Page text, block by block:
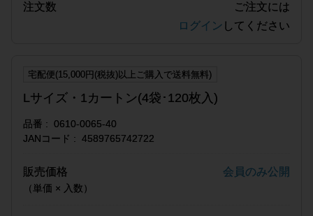
注文数
ご注文には
ログイン してください
宅配便(15,000円(税抜)以上ご購入で送料無料)
Lサイズ・1カートン(4袋･120枚入)
品番
0610-0065-40
JANコード
4589765742722
販売価格
（単価 × 入数）
会員のみ公開